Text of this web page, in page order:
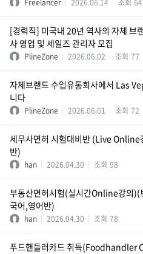
Freelancer 2026.06.14 조회 64
[경력직] 미국내 20년 역사의 자체 브
사 영업 및 세일즈 관리자 모집
PlineZone 2026.06.02 조회 77
자체브랜드 수입유통회사에서 Las
니다
PlineZone 2026.06.01 조회 72
세무사면허 시험대비반 (Live Online
반)
han 2026.04.30 조회 98
부동산면허시험(실시간Online강의
국어,영어반)
han 2026.04.30 조회 78
푸드핸들러카드 취득(Foodhandler